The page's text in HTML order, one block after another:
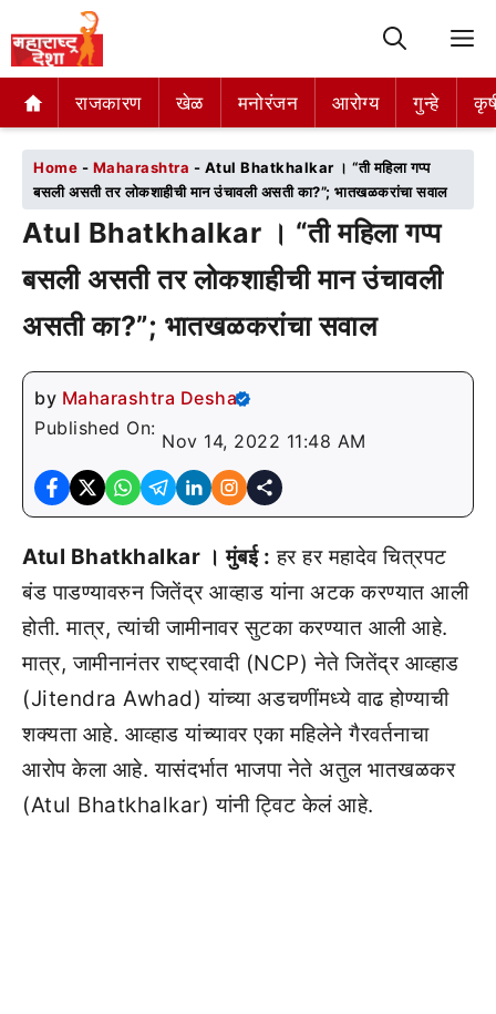
राजकारण खेळ मनोरंजन आरोग्य गुन्हे
राजकारण खेळ मनोरंजन आरोग्य गुन्हे
Home - Maharashtra - Atul Bhatkhalkar । “ती महिला गप्प
बसली असती तर लोकशाहीची मान उंचावली असती का?”; भातखळकरांचा सवाल
Atul Bhatkhalkar । “ती महिला गप्प
बसली असती तर लोकशाहीची मान उंचावली
असती का?”; भातखळकरांचा सवाल
by Maharashtra Desha
Published On:
Nov 14, 2022 11:48 AM
Atul Bhatkhalkar । मुंबई : हर हर महादेव चित्रपट
बंड पाडण्यावरुन जितेंद्र आव्हाड यांना अटक करण्यात आली
होती. मात्र, त्यांची जामीनावर सुटका करण्यात आली आहे.
मात्र, जामीनानंतर राष्ट्रवादी (NCP) नेते जितेंद्र आव्हाड
(Jitendra Awhad) यांच्या अडचणींमध्ये वाढ होण्याची
शक्यता आहे. आव्हाड यांच्यावर एका महिलेने गैरवर्तनाचा
आरोप केला आहे. यासंदर्भात भाजपा नेते अतुल भातखळकर
(Atul Bhatkhalkar) यांनी ट्विट केलं आहे.